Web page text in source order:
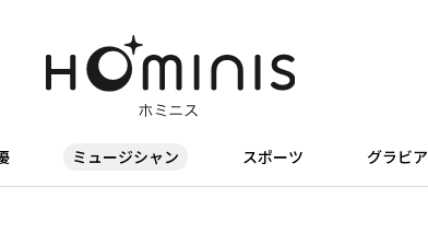
ミュージシャン スポーツ グラビア